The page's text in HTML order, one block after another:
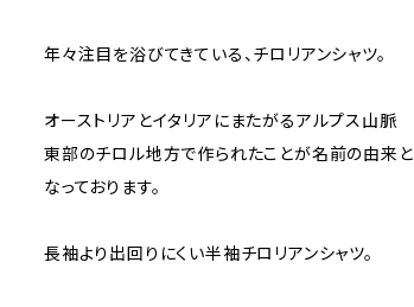
年々注目を浴びてきている、チロリアンシャツ。
オーストリアとイタリアにまたがるアルプス山脈
東部のチロル地方で作られたことが名前の由来と
なっております。
長袖より出回りにくい半袖チロリアンシャツ。